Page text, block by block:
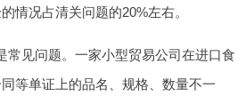
情况占清关问题的20%左右。
常见问题。一家小型贸易公司在进口食
等单证上的品名、规格、数量不一